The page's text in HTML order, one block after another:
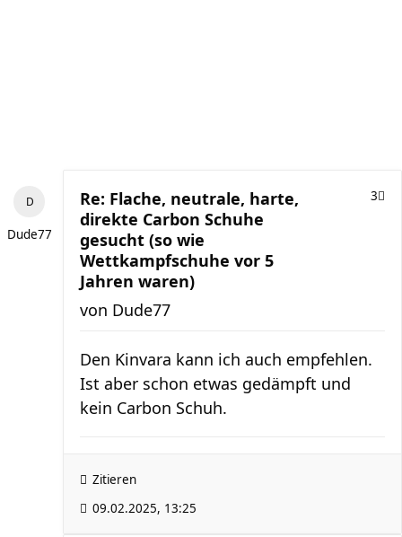
Dude77
Re: Flache, neutrale, harte,
direkte Carbon Schuhe
gesucht (so wie
Wettkampfschuhe vor 5
Jahren waren)
3
von Dude77
Den Kinvara kann ich auch empfehlen.
Ist aber schon etwas gedämpft und
kein Carbon Schuh.
Zitieren
09.02.2025, 13:25